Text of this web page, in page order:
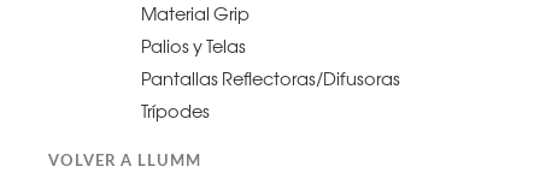
Material Grip
Palios y Telas
Pantallas Reflectoras/Difusoras
Trípodes
VOLVER A LLUMM